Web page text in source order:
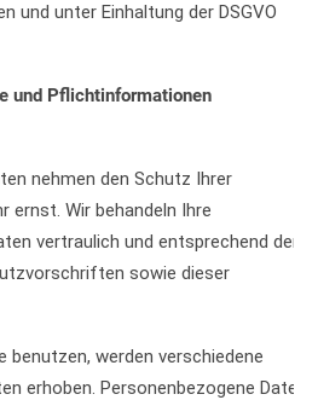
und unter Einhaltung der DSGVO
und Pflichtinformationen
nehmen den Schutz Ihrer
ernst. Wir behandeln Ihre
vertraulich und entsprechend den
sowie dieser
benutzen, werden verschiedene
erhoben. Personenbezogene Daten